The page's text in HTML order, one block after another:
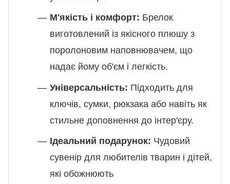
М'якість і комфорт: Брелок
виготовлений із якісного плюшу з
поролоновим наповнювачем, що
надає йому об'єм і легкість.
Універсальність: Підходить для
ключів, сумки, рюкзака або навіть як
стильне доповнення до інтер'єру.
Ідеальний подарунок: Чудовий
сувенір для любителів тварин і дітей,
які обожнюють